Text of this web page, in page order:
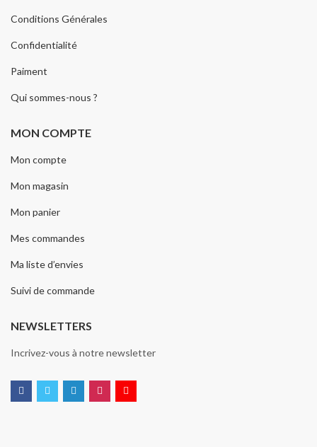
Conditions Générales
Confidentialité
Paiment
Qui sommes-nous ?
MON COMPTE
Mon compte
Mon magasin
Mon panier
Mes commandes
Ma liste d’envies
Suivi de commande
NEWSLETTERS
Incrivez-vous à notre newsletter